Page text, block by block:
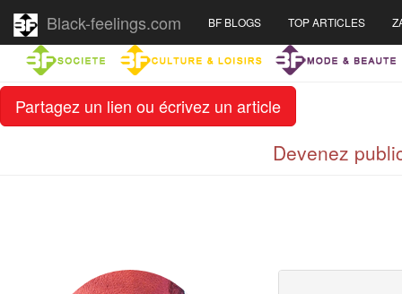
Partagez un lien ou écrivez un article
Black-feelings.com BF BLOGS TOP ARTICLES
Devenez